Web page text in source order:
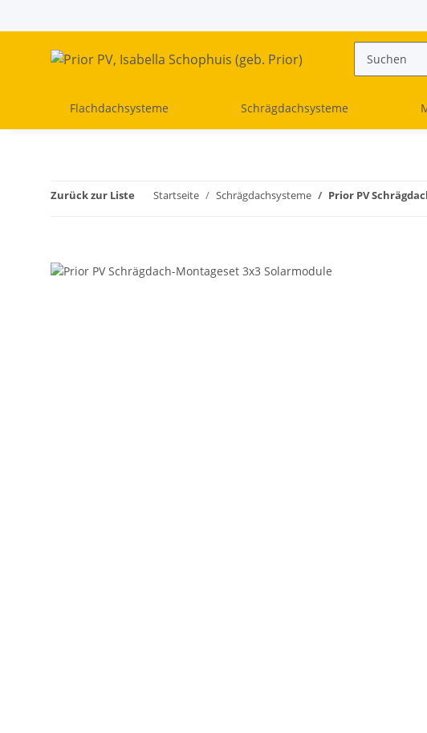
Flachdachsysteme Schrägdachsysteme
Zurück zur Liste Startseite Schrägdachsysteme Prior PV